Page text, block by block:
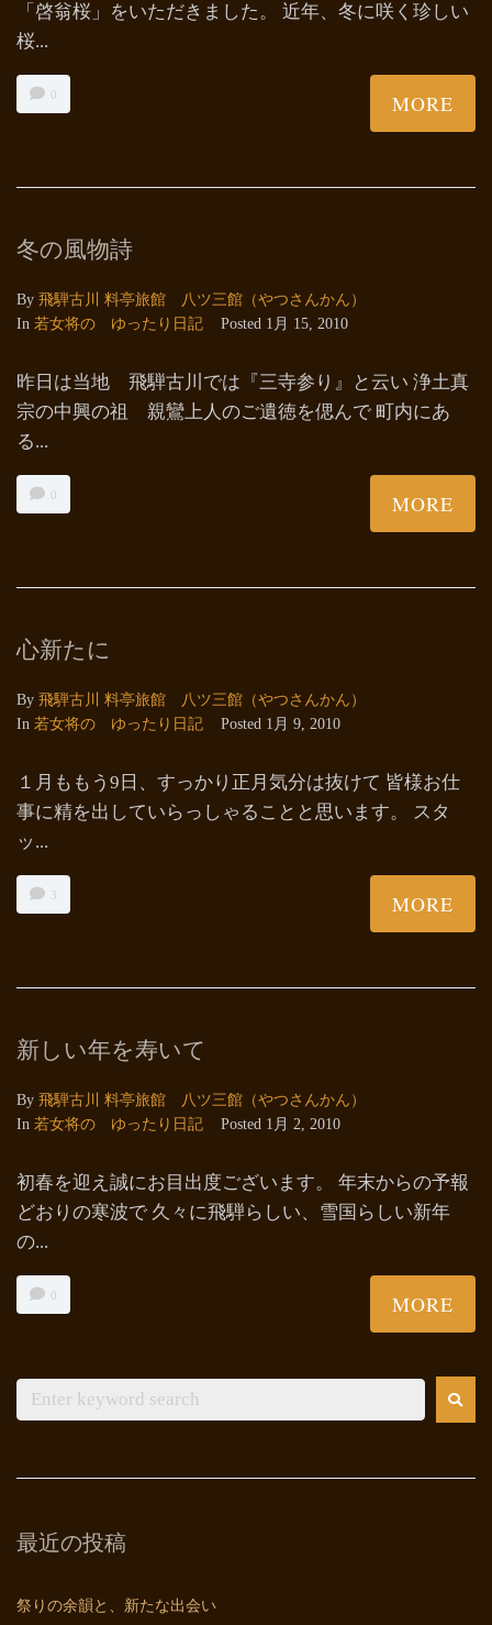
「啓翁桜」をいただきました。 近年、冬に咲く珍しい
桜...
0 MORE
冬の風物詩
By 飛騨古川 料亭旅館 八ツ三館（やつさんかん）
In 若女将の ゆったり日記 Posted 1月 15, 2010
昨日は当地 飛騨古川では『三寺参り』と云い 浄土真
宗の中興の祖 親鸞上人のご遺徳を偲んで 町内にあ
る...
0 MORE
心新たに
By 飛騨古川 料亭旅館 八ツ三館（やつさんかん）
In 若女将の ゆったり日記 Posted 1月 9, 2010
１月ももう9日、すっかり正月気分は抜けて 皆様お仕
事に精を出していらっしゃることと思います。 スタ
ッ...
3 MORE
新しい年を寿いて
By 飛騨古川 料亭旅館 八ツ三館（やつさんかん）
In 若女将の ゆったり日記 Posted 1月 2, 2010
初春を迎え誠にお目出度ございます。 年末からの予報
どおりの寒波で 久々に飛騨らしい、雪国らしい新年
の...
0 MORE
最近の投稿
祭りの余韻と、新たな出会い